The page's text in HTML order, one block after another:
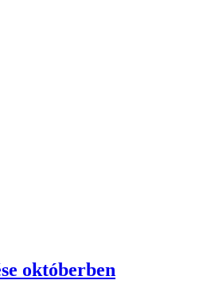
októberben